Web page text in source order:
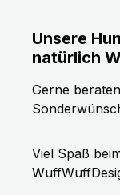
Unsere
natürlich
Gerne
Viel Spaß